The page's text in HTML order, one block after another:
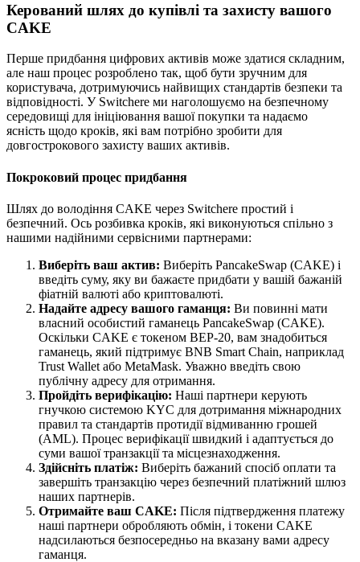
Керований шлях до купівлі та захисту вашого
CAKE
Перше придбання цифрових активів може здатися складним,
але наш процес розроблено так, щоб бути зручним для
користувача, дотримуючись найвищих стандартів безпеки та
відповідності. У Switchere ми наголошуємо на безпечному
середовищі для ініціювання вашої покупки та надаємо
ясність щодо кроків, які вам потрібно зробити для
довгострокового захисту ваших активів.
Покроковий процес придбання
Шлях до володіння CAKE через Switchere простий і
безпечний. Ось розбивка кроків, які виконуються спільно з
нашими надійними сервісними партнерами:
Виберіть ваш актив: Виберіть PancakeSwap (CAKE) і
введіть суму, яку ви бажаєте придбати у вашій бажаній
фіатній валюті або криптовалюті.
Надайте адресу вашого гаманця: Ви повинні мати
власний особистий гаманець PancakeSwap (CAKE).
Оскільки CAKE є токеном BEP-20, вам знадобиться
гаманець, який підтримує BNB Smart Chain, наприклад
Trust Wallet або MetaMask. Уважно введіть свою
публічну адресу для отримання.
Пройдіть верифікацію: Наші партнери керують
гнучкою системою KYC для дотримання міжнародних
правил та стандартів протидії відмиванню грошей
(AML). Процес верифікації швидкий і адаптується до
суми вашої транзакції та місцезнаходження.
Здійсніть платіж: Виберіть бажаний спосіб оплати та
завершіть транзакцію через безпечний платіжний шлюз
наших партнерів.
Отримайте ваш CAKE: Після підтвердження платежу
наші партнери обробляють обмін, і токени CAKE
надсилаються безпосередньо на вказану вами адресу
гаманця.